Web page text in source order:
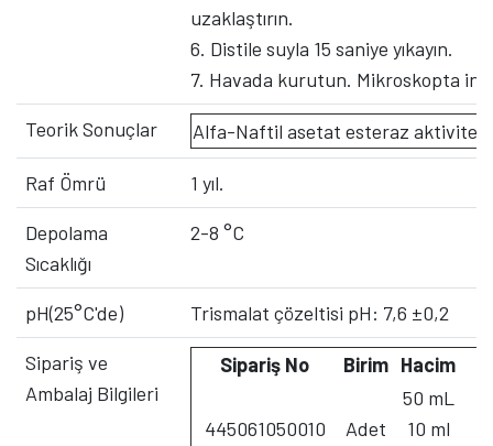
uzaklaştırın.
6. Distile suyla 15 saniye yıkayın.
7. Havada kurutun. Mikroskopta
Teorik Sonuçlar Alfa-Naftil asetat esteraz aktivitesi
Raf Ömrü 1 yıl.
Depolama
Sıcaklığı
2-8 °C
pH(25°C'de) Trismalat çözeltisi pH: 7,6 ±0,2
Sipariş ve
Ambalaj Bilgileri
Sipariş No Birim Hacim
445061050010 Adet
50 mL
10 ml